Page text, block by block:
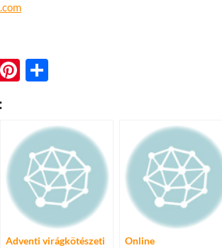
Pi
es m
e
g
Adventi virágkötészeti
Online